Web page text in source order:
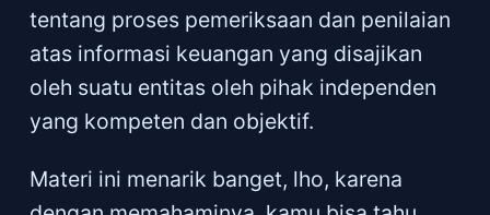
tentang proses pemeriksaan dan penilaian
atas informasi keuangan yang disajikan
oleh suatu entitas oleh pihak independen
yang kompeten dan objektif.
Materi ini menarik banget, lho, karena